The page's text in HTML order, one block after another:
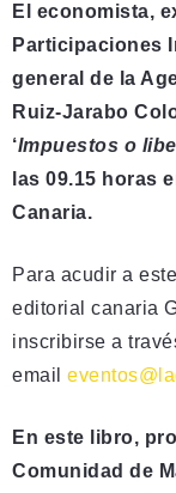
El economista,
Participaciones
general de la
Ruiz-Jarabo
‘Impuestos o
las 09.15 horas
Canaria.
Para acudir a
editorial canaria
inscribirse a
email
En este libro,
Comunidad de